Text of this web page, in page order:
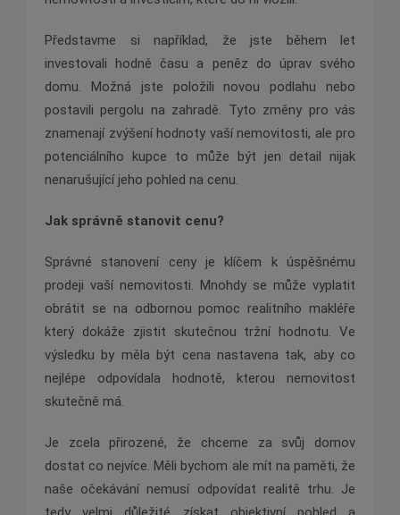
Představme si například, že jste během let
investovali hodně času a peněz do úprav svého
domu. Možná jste položili novou podlahu nebo
postavili pergolu na zahradě. Tyto změny pro vás
znamenají zvýšení hodnoty vaší nemovitosti, ale pro
potenciálního kupce to může být jen detail nijak
nenarušující jeho pohled na cenu.
Jak správně stanovit cenu?
Správné stanovení ceny je klíčem k úspěšnému
prodeji vaší nemovitosti. Mnohdy se může vyplatit
obrátit se na odbornou pomoc realitního makléře
který dokáže zjistit skutečnou tržní hodnotu. Ve
výsledku by měla být cena nastavena tak, aby co
nejlépe odpovídala hodnotě, kterou nemovitost
skutečně má.
Je zcela přirozené, že chceme za svůj domov
dostat co nejvíce. Měli bychom ale mít na paměti, že
naše očekávání nemusí odpovídat realitě trhu. Je